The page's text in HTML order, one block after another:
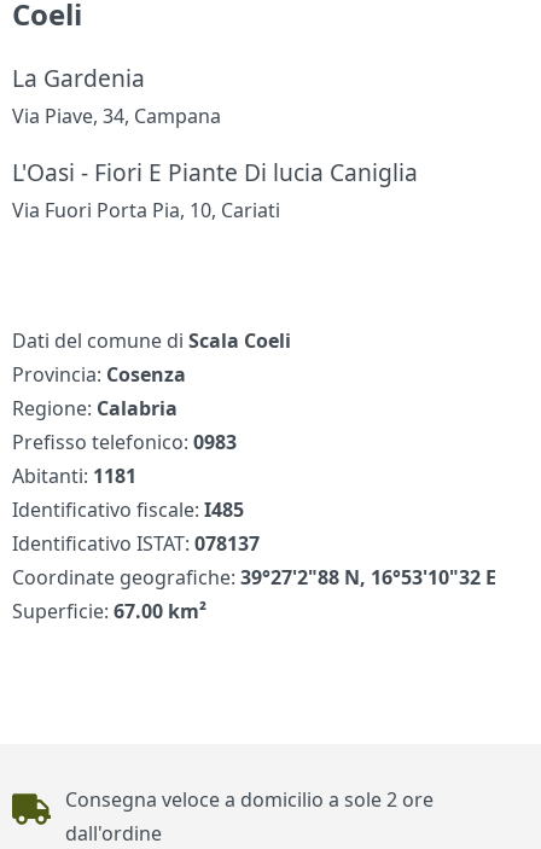
Coeli
La Gardenia
Via Piave, 34, Campana
L'Oasi - Fiori E Piante Di lucia Caniglia
Via Fuori Porta Pia, 10, Cariati
Dati del comune diScala Coeli
Provincia: Cosenza
Regione: Calabria
Prefisso telefonico:0983
Abitanti: 1181
Identificativo fiscale:I485
Identificativo ISTAT:078137
Coordinate geografiche:39°27'2"88 N, 16°53'10"32 E
Superficie:67.00 km²
Piè di pagina
Consegna veloce a domicilio a sole 2 ore
dall'ordine